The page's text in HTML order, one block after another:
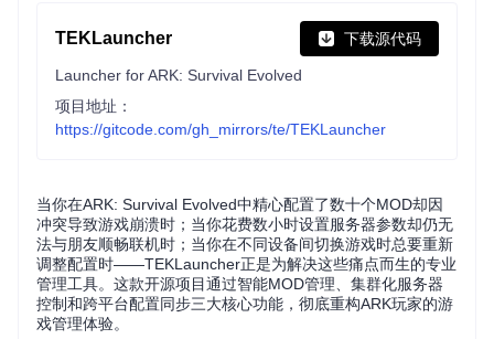
TEKLauncher 下载源代码
Launcher for ARK: Survival Evolved
项目地址：
https://gitcode.com/gh_mirrors/te/TEKLauncher
当你在ARK: Survival Evolved中精心配置了数十个MOD却因
冲突导致游戏崩溃时；当你花费数小时设置服务器参数却仍无
法与朋友顺畅联机时；当你在不同设备间切换游戏时总要重新
调整配置时——TEKLauncher正是为解决这些痛点而生的专业
管理工具。这款开源项目通过智能MOD管理、集群化服务器
控制和跨平台配置同步三大核心功能，彻底重构ARK玩家的游
戏管理体验。